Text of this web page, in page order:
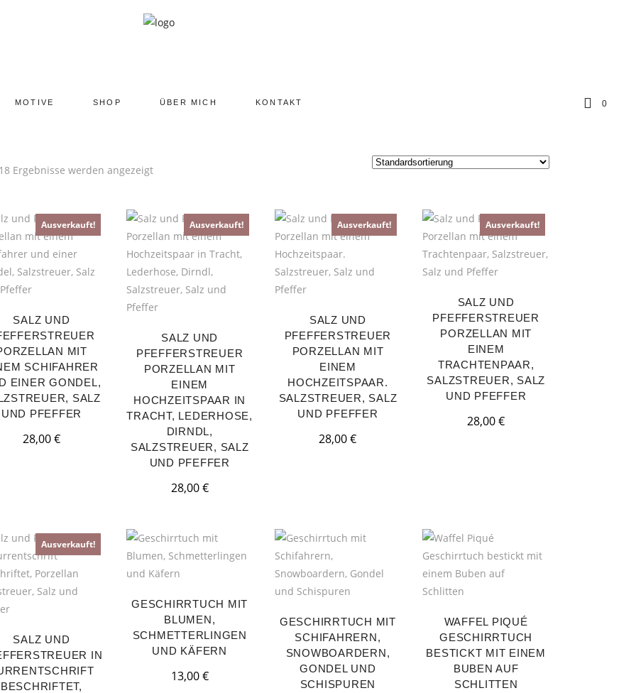
MOTIVE SHOP ÜBER MICH KONTAKT 0
Ergebnisse werden angezeigt
Ausverkauft!
SALZ UND
MIT
SCHIFAHRER
EINER GONDEL,
SALZ
UND PFEFFER
28,00€
Ausverkauft!
SALZ UND
PFEFFERSTREUER
PORZELLAN MIT
EINEM
HOCHZEITSPAAR IN
TRACHT, LEDERHOSE,
DIRNDL,
SALZSTREUER, SALZ
UND PFEFFER
28,00€
Ausverkauft!
SALZ UND
PFEFFERSTREUER
PORZELLAN MIT
EINEM
HOCHZEITSPAAR.
SALZSTREUER, SALZ
UND PFEFFER
28,00€
Ausverkauft!
SALZ UND
PFEFFERSTREUER
PORZELLAN MIT
EINEM
TRACHTENPAAR,
SALZSTREUER, SALZ
UND PFEFFER
28,00€
Ausverkauft!
SALZ UND
IN
BESCHRIFTET,
GESCHIRRTUCH MIT
BLUMEN,
SCHMETTERLINGEN
UND KÄFERN
13,00€
GESCHIRRTUCH MIT
SCHIFAHRERN,
SNOWBOARDERN,
GONDEL UND
SCHISPUREN
WAFFEL PIQUÉ
GESCHIRRTUCH
BESTICKT MIT EINEM
BUBEN AUF
SCHLITTEN